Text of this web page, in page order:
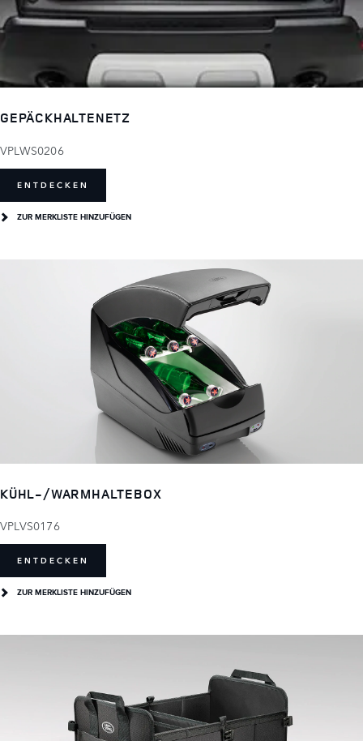
GEPÄCKHALTENETZ
VPLWS0206
ENTDECKEN
ZUR MERKLISTE HINZUFÜGEN
KÜHL-/WARMHALTEBOX
VPLVS0176
ENTDECKEN
ZUR MERKLISTE HINZUFÜGEN